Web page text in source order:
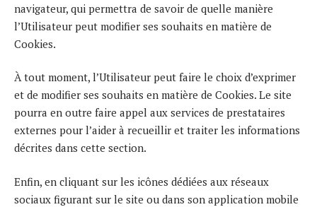
navigateur, qui permettra de savoir de quelle manière
l’Utilisateur peut modifier ses souhaits en matière de
Cookies.
À tout moment, l’Utilisateur peut faire le choix d’exprimer
et de modifier ses souhaits en matière de Cookies. Le site
pourra en outre faire appel aux services de prestataires
externes pour l’aider à recueillir et traiter les informations
décrites dans cette section.
Enfin, en cliquant sur les icônes dédiées aux réseaux
sociaux figurant sur le site ou dans son application mobile